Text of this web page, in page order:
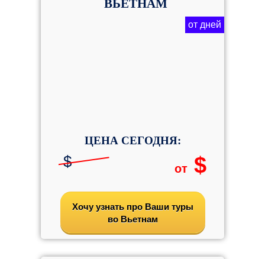
ВЬЕТНАМ
от дней
ЦЕНА СЕГОДНЯ:
$ от $
Хочу узнать про Ваши туры
во Вьетнам